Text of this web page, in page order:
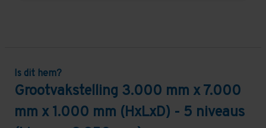
Is dit hem?
Grootvakstelling 3.000 mm x 7.000
mm x 1.000 mm (HxLxD) - 5 niveaus